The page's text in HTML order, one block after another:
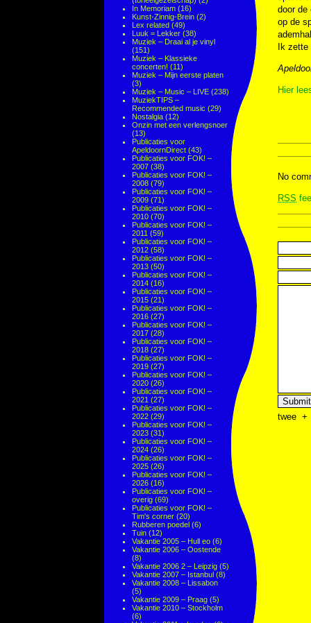
In Memoriam (16)
Kunst-Zinnig-Brein (2)
Lex related (49)
Luuk = Lekker (38)
Muziek – Draai al je vinyl
(151)
Muziek – Klassieke
concerten! (11)
Muziek – Mijn eerste platen
(3)
Muziek – Music – LIVE (238)
MuziekTIPS –
Recommended music (29)
Nostalgia (12)
Onzin met een verlengsnoer
(13)
Publicaties voor
ApeldoornDirect (43)
Publicaties voor FOK! –
2007 (38)
Publicaties voor FOK! –
2008 (79)
Publicaties voor FOK! –
2009 (71)
Publicaties voor FOK! –
2010 (70)
Publicaties voor FOK! –
2011 (59)
Publicaties voor FOK! –
2012 (58)
Publicaties voor FOK! –
2013 (50)
Publicaties voor FOK! –
2014 (16)
Publicaties voor FOK! –
2015 (21)
Publicaties voor FOK! –
2016 (27)
Publicaties voor FOK! –
2017 (28)
Publicaties voor FOK! –
2018 (27)
Publicaties voor FOK! –
2019 (27)
Publicaties voor FOK! –
2020 (26)
Publicaties voor FOK! –
2021 (27)
Publicaties voor FOK! –
2022 (29)
Publicaties voor FOK! –
2023 (31)
Publicaties voor FOK! –
2024 (26)
Publicaties voor FOK! –
2025 (26)
Publicaties voor FOK! –
2026 (16)
Publicaties voor FOK! –
overig (69)
Publicaties voor FOK! –
Tim's corner (20)
Rubberen poedel (6)
Tuin (12)
Vakantie 2005 – Hull eo (6)
Vakantie 2006 – Oostende
(8)
Vakantie 2006 2 – Leipzig (5)
Vakantie 2007 – Istanbul (8)
Vakantie 2008 – Lissabon
(5)
Vakantie 2009 – Praag (5)
Vakantie 2010 – Stockholm
(6)
door de
op de
Ik
Hier
No
RSS
twee +